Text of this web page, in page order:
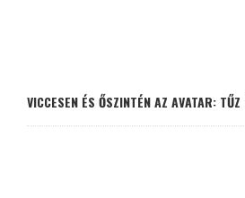
VICCESEN ÉS ŐSZINTÉN AZ AVATAR: